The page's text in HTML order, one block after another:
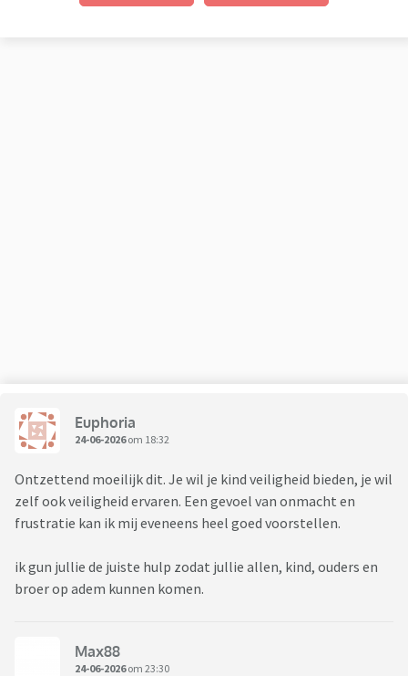
Ik merk dat ik helemaal lam geslagen ben en weer het echt
Euphoria
24-06-2026om 18:32
Ontzettend moeilijk dit. Je wil je kind veiligheid bieden, je wil
zelf ook veiligheid ervaren. Een gevoel van onmacht en
frustratie kan ik mij eveneens heel goed voorstellen.
ik gun jullie de juiste hulp zodat jullie allen, kind, ouders en
broer op adem kunnen komen.
Max88
24-06-2026om 23:30